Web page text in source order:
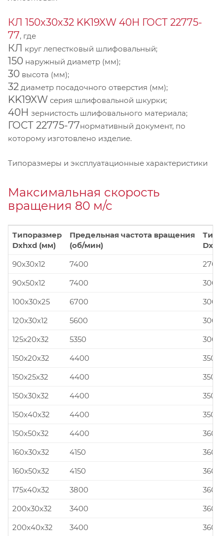
КЛ 150х30х32 KK19XW 40Н ГОСТ 22775-
77, где
КЛ круг лепестковый шлифовальный;
150 наружный диаметр (мм);
30 высота (мм);
32 диаметр посадочного отверстия (мм);
KK19XW серия шлифовальной шкурки;
40Н зернистость шлифовального материала;
ГОСТ 22775-77нормативный документ, по
которому изготовлено изделие.
Типоразмеры и эксплуатационные характеристики
Максимальная скорость
вращения 80 м/с
Типоразмер
Dxhxd (мм)
Предельная частота вращения
(об/мин)
90x30x12
7400
90x50x12
7400
100x30x25
6700
120x30x12
5600
125x20x32
5350
150x20x32
4400
150x25x32
4400
150x30x32
4400
150x40x32
4400
150x50x32
4400
160x30x32
4150
160x50x32
4150
175x40x32
3800
200x30x32
3400
200x40x32
3400